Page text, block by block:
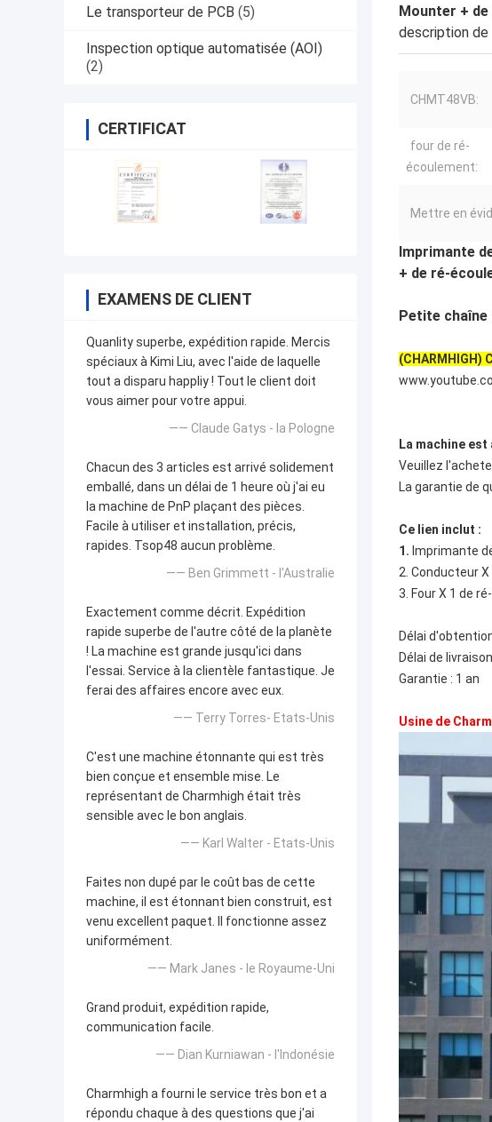
Le transporteur de PCB (5)
Inspection optique automatisée (AOI)
(2)
CERTIFICAT
EXAMENS DE CLIENT
Quanlity superbe, expédition rapide. Mercis
spéciaux à Kimi Liu, avec l'aide de laquelle
tout a disparu happliy ! Tout le client doit
vous aimer pour votre appui.
—— Claude Gatys - la Pologne
Chacun des 3 articles est arrivé solidement
emballé, dans un délai de 1 heure où j'ai eu
la machine de PnP plaçant des pièces.
Facile à utiliser et installation, précis,
rapides. Tsop48 aucun problème.
—— Ben Grimmett - l'Australie
Exactement comme décrit. Expédition
rapide superbe de l'autre côté de la planète
! La machine est grande jusqu'ici dans
l'essai. Service à la clientèle fantastique. Je
ferai des affaires encore avec eux.
—— Terry Torres- Etats-Unis
C'est une machine étonnante qui est très
bien conçue et ensemble mise. Le
représentant de Charmhigh était très
sensible avec le bon anglais.
—— Karl Walter - Etats-Unis
Faites non dupé par le coût bas de cette
machine, il est étonnant bien construit, est
venu excellent paquet. Il fonctionne assez
uniformément.
—— Mark Janes - le Royaume-Uni
Grand produit, expédition rapide,
communication facile.
—— Dian Kurniawan - l'Indonésie
Charmhigh a fourni le service très bon et a
répondu chaque à des questions que j'ai
Mounter + de
description de
CHMT48VB:
four de ré-
écoulement:
Mettre en
Imprimante
+ de ré-
Petite
(CHARMHIGH)
La machine
Veuillez
La garantie de
Ce lien inclut :
1. Imprimante
2. Conducteur
3. Four X 1 de
Délai
Délai de
Garantie : 1 an
Usine de